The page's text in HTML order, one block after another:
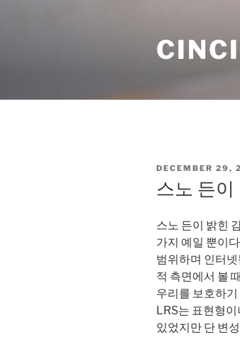
POSTED
DECEMBER 29,
스노 든
스노 든이 밝힌
가지 예일 뿐이
범위하며 인터
적 측면에서 볼
우리를 보호하
LRS는 표현형이
있었지만 단 변